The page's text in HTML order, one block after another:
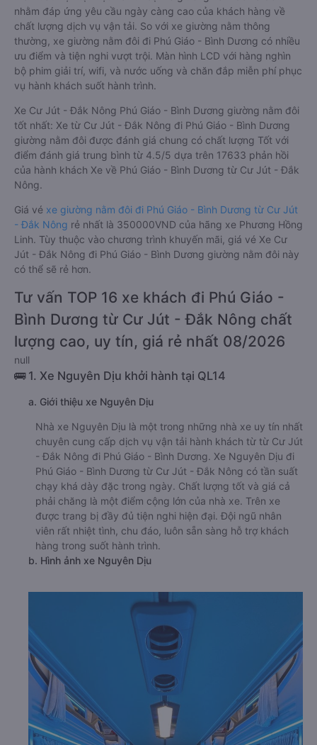
nhằm đáp ứng yêu cầu ngày càng cao của khách hàng về
chất lượng dịch vụ vận tải. So với xe giường nằm thông
thường, xe giường nằm đôi đi Phú Giáo - Bình Dương có nhiều
ưu điểm và tiện nghi vượt trội. Màn hình LCD với hàng nghìn
bộ phim giải trí, wifi, và nước uống và chăn đắp miễn phí phục
vụ hành khách suốt hành trình.
Xe Cư Jút - Đắk Nông Phú Giáo - Bình Dương giường nằm đôi
tốt nhất: Xe từ Cư Jút - Đắk Nông đi Phú Giáo - Bình Dương
giường nằm đôi được đánh giá chung có chất lượng Tốt với
điểm đánh giá trung bình từ 4.5/5 dựa trên 17633 phản hồi
của hành khách Xe về Phú Giáo - Bình Dương từ Cư Jút - Đắk
Nông.
Giá vé xe giường nằm đôi đi Phú Giáo - Bình Dương từ Cư Jút
- Đắk Nông rẻ nhất là 350000VND của hãng xe Phương Hồng
Linh. Tùy thuộc vào chương trình khuyến mãi, giá vé Xe Cư
Jút - Đắk Nông đi Phú Giáo - Bình Dương giường nằm đôi này
có thể sẽ rẻ hơn.
Tư vấn TOP 16 xe khách đi Phú Giáo -
Bình Dương từ Cư Jút - Đắk Nông chất
lượng cao, uy tín, giá rẻ nhất 08/2026
null
🚌 1. Xe Nguyên Dịu khởi hành tại QL14
a. Giới thiệu xe Nguyên Dịu
Nhà xe Nguyên Dịu là một trong những nhà xe uy tín nhất
chuyên cung cấp dịch vụ vận tải hành khách từ từ Cư Jút
- Đắk Nông đi Phú Giáo - Bình Dương. Xe Nguyên Dịu đi
Phú Giáo - Bình Dương từ Cư Jút - Đắk Nông có tần suất
chạy khá dày đặc trong ngày. Chất lượng tốt và giá cả
phải chăng là một điểm cộng lớn của nhà xe. Trên xe
được trang bị đầy đủ tiện nghi hiện đại. Đội ngũ nhân
viên rất nhiệt tình, chu đáo, luôn sẵn sàng hỗ trợ khách
hàng trong suốt hành trình.
b. Hình ảnh xe Nguyên Dịu